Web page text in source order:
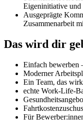
Eigeninitiative und
Ausgeprägte
Zusammenarbeit
Das wird dir
Einfach bewerben
Moderner
Ein Team, das
echte Work-Life-
Für